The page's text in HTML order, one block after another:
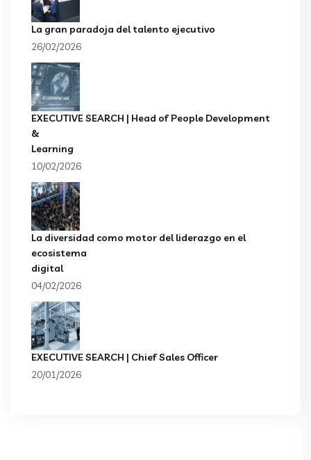
La gran paradoja del talento ejecutivo
26/02/2026
EXECUTIVE SEARCH | Head of People Development
&
Learning
10/02/2026
La diversidad como motor del liderazgo en el
ecosistema
digital
04/02/2026
EXECUTIVE SEARCH | Chief Sales Officer
20/01/2026